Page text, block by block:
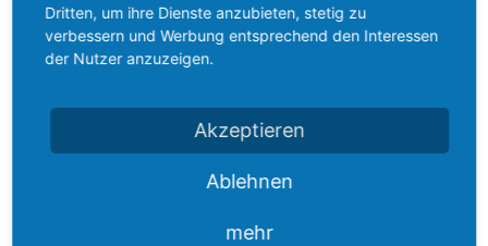
Dritten, um ihre Dienste anzubieten, stetig zu
verbessern und Werbung entsprechend den Interessen
der Nutzer anzuzeigen.
Akzeptieren
Ablehnen
mehr